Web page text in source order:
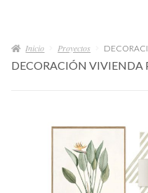
PROYECTOS
QUIÉNES SOMOS
CONTACTO
Inicio Proyectos
DECORACIÓN VIVIENDA